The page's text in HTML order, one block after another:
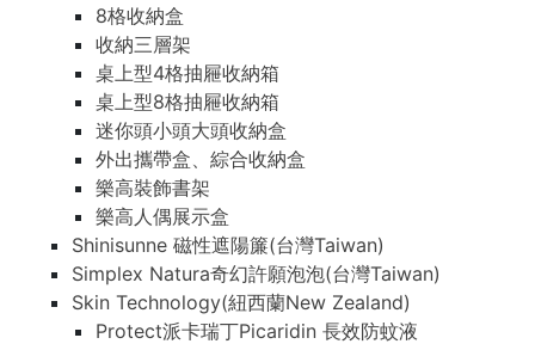
8格收納盒
收納三層架
桌上型4格抽屜收納箱
桌上型8格抽屜收納箱
迷你頭小頭大頭收納盒
外出攜帶盒、綜合收納盒
樂高裝飾書架
樂高人偶展示盒
Shinisunne 磁性遮陽簾(台灣Taiwan)
Simplex Natura奇幻許願泡泡(台灣Taiwan)
Skin Technology(紐西蘭New Zealand)
Protect派卡瑞丁Picaridin 長效防蚊液